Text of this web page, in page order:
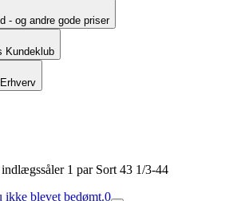
- og andre gode priser
Kundeklub
1 par Sort 43 1/3-44
ikke blevet bedømt.0